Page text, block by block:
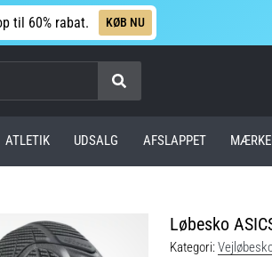
til 60% rabat. KØB NU
ATLETIK UDSALG AFSLAPPET
Løbesko
Kategori: